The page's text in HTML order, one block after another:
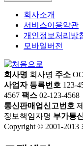
회사소개
서비스이용약관
개인정보처리방
모바일버전
회사명 회사명 주소
사업자 등록번호 123-
4567 팩스 02-123-4568
통신판매업신고번호
정보책임자명 부가통
Copyright © 2001-2013